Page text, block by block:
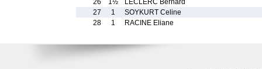
26
1½
LECLERC Bernard
27
1
SOYKURT Celine
28
1 RACINE Eliane